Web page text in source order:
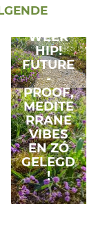
GRIND
WEER
HIP!
FUTURE
-
PROOF,
MEDITE
RRANE
VIBES
EN ZÓ
GELEGD
!